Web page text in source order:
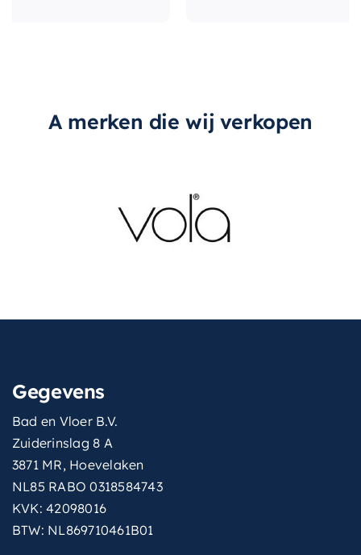
A merken die wij verkopen
Gegevens
Bad en Vloer B.V.
Zuiderinslag 8 A
3871 MR, Hoevelaken
NL85 RABO 0318584743
KVK: 42098016
BTW: NL869710461B01